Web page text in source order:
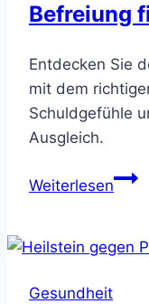
Befreiung
Entdecken Sie
mit dem
Schuldgefühle
Ausgleich.
Weiterlesen
–
Gesundheit